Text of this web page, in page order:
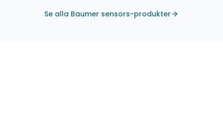
Se alla Baumer sensors-produkter